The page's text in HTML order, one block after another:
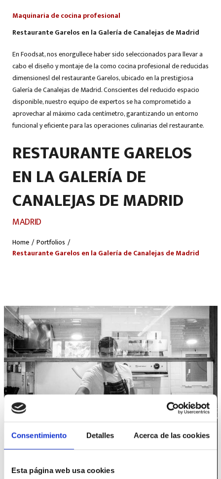
Consentimiento Detalles Acerca de las cookies
Esta página web usa cookies
Home / Portfolios /
Restaurante Garelos en la Galería de Canalejas de Madrid
RESTAURANTE GARELOS
EN LA GALERÍA DE
CANALEJAS DE MADRID
MADRID
Restaurante Garelos en la Galería de Canalejas de Madrid
En Foodsat, nos enorgullece haber sido seleccionados para llevar a
cabo el diseño y montaje de la como cocina profesional de reducidas
dimensionesl del restaurante Garelos, ubicado en la prestigiosa
Galería de Canalejas de Madrid. Conscientes del reducido espacio
disponible, nuestro equipo de expertos se ha comprometido a
aprovechar al máximo cada centímetro, garantizando un entorno
funcional y eficiente para las operaciones culinarias del restaurante.
Maquinaria de cocina profesional
¡CONTÁCTANOS!
CONSULTE CON NUESTRO EQUIPO DE
ESPECIALISTAS